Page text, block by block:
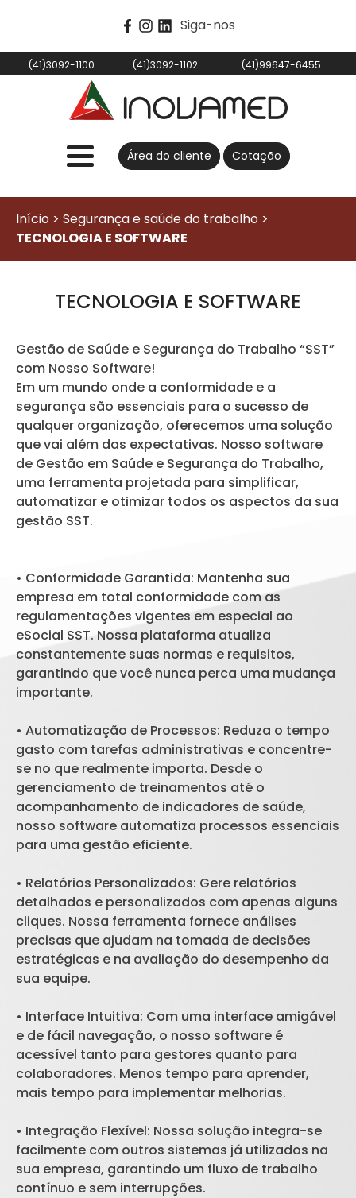
Siga-nos
(41)3092-1100 (41)3092-1102 (41)99647-6455
Área do cliente Cotação
Início > Segurança e saúde do trabalho >
TECNOLOGIA E SOFTWARE
TECNOLOGIA E SOFTWARE
Gestão de Saúde e Segurança do Trabalho “SST”
com Nosso Software!
Em um mundo onde a conformidade e a
segurança são essenciais para o sucesso de
qualquer organização, oferecemos uma solução
que vai além das expectativas. Nosso software
de Gestão em Saúde e Segurança do Trabalho,
uma ferramenta projetada para simplificar,
automatizar e otimizar todos os aspectos da sua
gestão SST.
• Conformidade Garantida: Mantenha sua
empresa em total conformidade com as
regulamentações vigentes em especial ao
eSocial SST. Nossa plataforma atualiza
constantemente suas normas e requisitos,
garantindo que você nunca perca uma mudança
importante.
• Automatização de Processos: Reduza o tempo
gasto com tarefas administrativas e concentre-
se no que realmente importa. Desde o
gerenciamento de treinamentos até o
acompanhamento de indicadores de saúde,
nosso software automatiza processos essenciais
para uma gestão eficiente.
• Relatórios Personalizados: Gere relatórios
detalhados e personalizados com apenas alguns
cliques. Nossa ferramenta fornece análises
precisas que ajudam na tomada de decisões
estratégicas e na avaliação do desempenho da
sua equipe.
• Interface Intuitiva: Com uma interface amigável
e de fácil navegação, o nosso software é
acessível tanto para gestores quanto para
colaboradores. Menos tempo para aprender,
mais tempo para implementar melhorias.
• Integração Flexível: Nossa solução integra-se
facilmente com outros sistemas já utilizados na
sua empresa, garantindo um fluxo de trabalho
contínuo e sem interrupções.